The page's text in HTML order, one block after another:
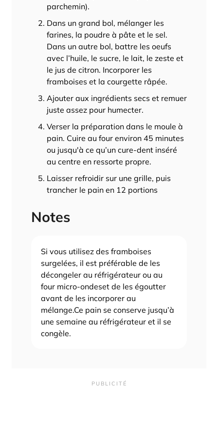
parchemin).
Dans un grand bol, mélanger les
farines, la poudre à pâte et le sel.
Dans un autre bol, battre les oeufs
avec l’huile, le sucre, le lait, le zeste et
le jus de citron. Incorporer les
framboises et la courgette râpée.
Ajouter aux ingrédients secs et remuer
juste assez pour humecter.
Verser la préparation dans le moule à
pain. Cuire au four environ 45 minutes
ou jusqu'à ce qu’un cure-dent inséré
au centre en ressorte propre.
Laisser refroidir sur une grille, puis
trancher le pain en 12 portions
Notes
Si vous utilisez des framboises
surgelées, il est préférable de les
décongeler au réfrigérateur ou au
four micro-ondeset de les égoutter
avant de les incorporer au
mélange.Ce pain se conserve jusqu’à
une semaine au réfrigérateur et il se
congèle.